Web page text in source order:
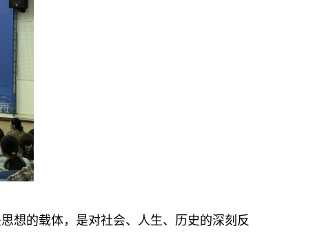
想的载体，是对社会、人生、历史的深刻反